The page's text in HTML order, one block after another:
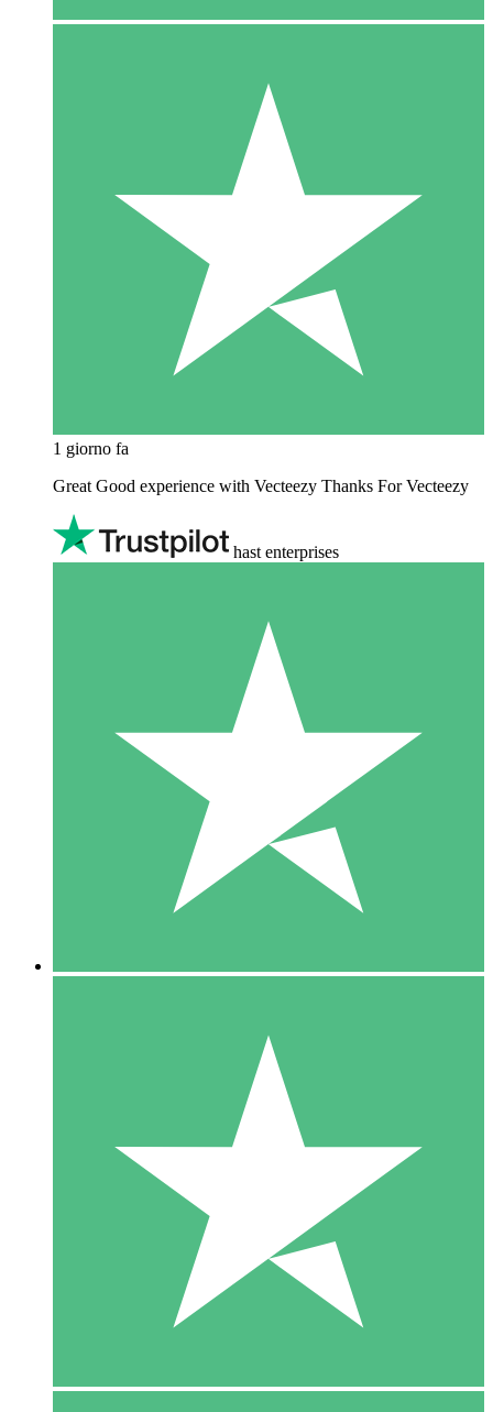
1 giorno fa
Great Good experience with Vecteezy Thanks For Vecteezy
hast enterprises